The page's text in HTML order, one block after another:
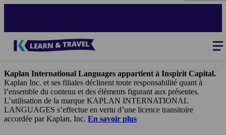
Kaplan International Languages appartient à Inspirit Capital.
Kaplan Inc. et ses filiales déclinent toute responsabilité quant à
l’ensemble du contenu et des éléments figurant aux présentes.
L’utilisation de la marque KAPLAN INTERNATIONAL
LANGUAGES s’effectue en vertu d’une licence transitoire
accordée par Kaplan, Inc. En savoir plus